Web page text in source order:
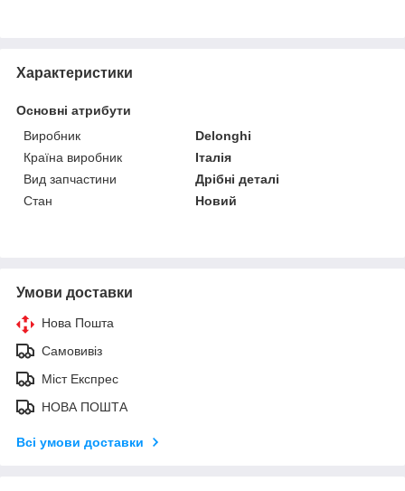
Характеристики
Основні атрибути
Виробник
Delonghi
Країна виробник
Італія
Вид запчастини
Дрібні деталі
Стан
Новий
Умови доставки
Нова Пошта
Самовивіз
Міст Експрес
НОВА ПОШТА
Всі умови доставки